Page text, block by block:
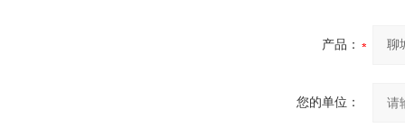
产品：
您的单位：